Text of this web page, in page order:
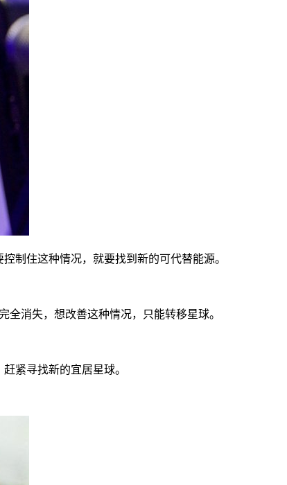
制住这种情况，就要找到新的可代替能源。
消失，想改善这种情况，只能转移星球。
紧寻找新的宜居星球。